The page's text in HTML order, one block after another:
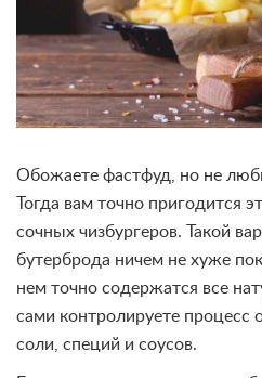
Обожаете фастфуд, но не
Тогда вам точно пригодится
сочных чизбургеров. Такой
бутерброда ничем не хуже
нем точно содержатся все
сами контролируете процесс
соли, специй и соусов.